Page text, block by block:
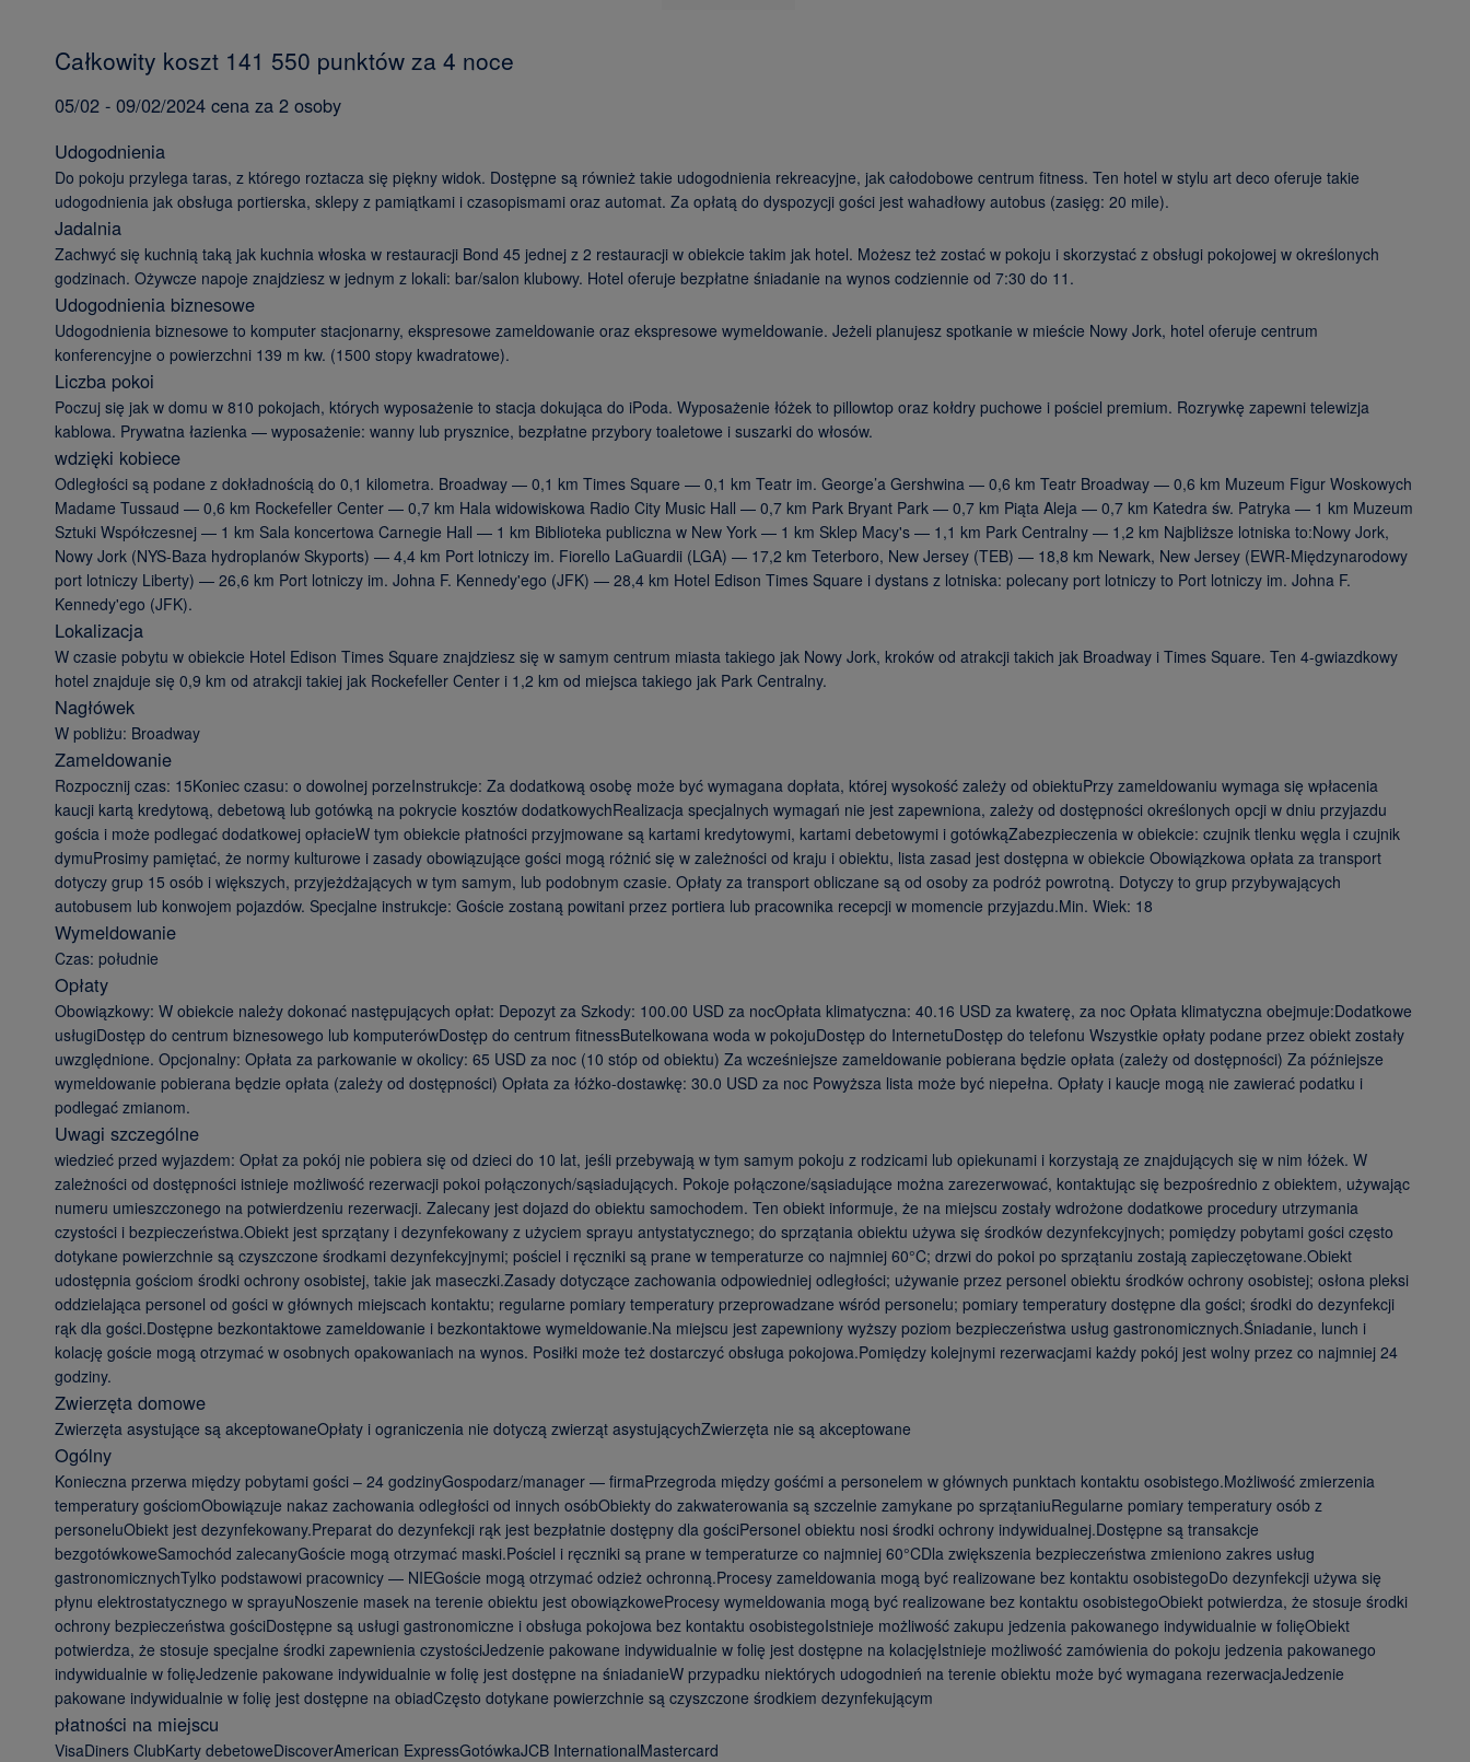
Całkowity koszt 141 550 punktów za 4 noce
05/02 - 09/02/2024 cena za 2 osoby
Udogodnienia
Do pokoju przylega taras, z którego roztacza się piękny widok. Dostępne są również takie udogodnienia rekreacyjne, jak całodobowe centrum fitness. Ten hotel w stylu art deco oferuje takie
udogodnienia jak obsługa portierska, sklepy z pamiątkami i czasopismami oraz automat. Za opłatą do dyspozycji gości jest wahadłowy autobus (zasięg: 20 mile).
Jadalnia
Zachwyć się kuchnią taką jak kuchnia włoska w restauracji Bond 45 jednej z 2 restauracji w obiekcie takim jak hotel. Możesz też zostać w pokoju i skorzystać z obsługi pokojowej w określonych
godzinach. Ożywcze napoje znajdziesz w jednym z lokali: bar/salon klubowy. Hotel oferuje bezpłatne śniadanie na wynos codziennie od 7:30 do 11.
Udogodnienia biznesowe
Udogodnienia biznesowe to komputer stacjonarny, ekspresowe zameldowanie oraz ekspresowe wymeldowanie. Jeżeli planujesz spotkanie w mieście Nowy Jork, hotel oferuje centrum
konferencyjne o powierzchni 139 m kw. (1500 stopy kwadratowe).
Liczba pokoi
Poczuj się jak w domu w 810 pokojach, których wyposażenie to stacja dokująca do iPoda. Wyposażenie łóżek to pillowtop oraz kołdry puchowe i pościel premium. Rozrywkę zapewni telewizja
kablowa. Prywatna łazienka — wyposażenie: wanny lub prysznice, bezpłatne przybory toaletowe i suszarki do włosów.
wdzięki kobiece
Odległości są podane z dokładnością do 0,1 kilometra. Broadway — 0,1 km Times Square — 0,1 km Teatr im. George’a Gershwina — 0,6 km Teatr Broadway — 0,6 km Muzeum Figur Woskowych
Madame Tussaud — 0,6 km Rockefeller Center — 0,7 km Hala widowiskowa Radio City Music Hall — 0,7 km Park Bryant Park — 0,7 km Piąta Aleja — 0,7 km Katedra św. Patryka — 1 km Muzeum
Sztuki Współczesnej — 1 km Sala koncertowa Carnegie Hall — 1 km Biblioteka publiczna w New York — 1 km Sklep Macy's — 1,1 km Park Centralny — 1,2 km Najbliższe lotniska to:Nowy Jork,
Nowy Jork (NYS-Baza hydroplanów Skyports) — 4,4 km Port lotniczy im. Fiorello LaGuardii (LGA) — 17,2 km Teterboro, New Jersey (TEB) — 18,8 km Newark, New Jersey (EWR-Międzynarodowy
port lotniczy Liberty) — 26,6 km Port lotniczy im. Johna F. Kennedy'ego (JFK) — 28,4 km Hotel Edison Times Square i dystans z lotniska: polecany port lotniczy to Port lotniczy im. Johna F.
Kennedy'ego (JFK).
Lokalizacja
W czasie pobytu w obiekcie Hotel Edison Times Square znajdziesz się w samym centrum miasta takiego jak Nowy Jork, kroków od atrakcji takich jak Broadway i Times Square. Ten 4-gwiazdkowy
hotel znajduje się 0,9 km od atrakcji takiej jak Rockefeller Center i 1,2 km od miejsca takiego jak Park Centralny.
Nagłówek
W pobliżu: Broadway
Zameldowanie
Rozpocznij czas: 15Koniec czasu: o dowolnej porzeInstrukcje: Za dodatkową osobę może być wymagana dopłata, której wysokość zależy od obiektuPrzy zameldowaniu wymaga się wpłacenia
kaucji kartą kredytową, debetową lub gotówką na pokrycie kosztów dodatkowychRealizacja specjalnych wymagań nie jest zapewniona, zależy od dostępności określonych opcji w dniu przyjazdu
gościa i może podlegać dodatkowej opłacieW tym obiekcie płatności przyjmowane są kartami kredytowymi, kartami debetowymi i gotówkąZabezpieczenia w obiekcie: czujnik tlenku węgla i czujnik
dymuProsimy pamiętać, że normy kulturowe i zasady obowiązujące gości mogą różnić się w zależności od kraju i obiektu, lista zasad jest dostępna w obiekcie Obowiązkowa opłata za transport
dotyczy grup 15 osób i większych, przyjeżdżających w tym samym, lub podobnym czasie. Opłaty za transport obliczane są od osoby za podróż powrotną. Dotyczy to grup przybywających
autobusem lub konwojem pojazdów. Specjalne instrukcje: Goście zostaną powitani przez portiera lub pracownika recepcji w momencie przyjazdu.Min. Wiek: 18
Wymeldowanie
Czas: południe
Opłaty
Obowiązkowy: W obiekcie należy dokonać następujących opłat: Depozyt za Szkody: 100.00 USD za nocOpłata klimatyczna: 40.16 USD za kwaterę, za noc Opłata klimatyczna obejmuje:Dodatkowe
usługiDostęp do centrum biznesowego lub komputerówDostęp do centrum fitnessButelkowana woda w pokojuDostęp do InternetuDostęp do telefonu Wszystkie opłaty podane przez obiekt zostały
uwzględnione. Opcjonalny: Opłata za parkowanie w okolicy: 65 USD za noc (10 stóp od obiektu) Za wcześniejsze zameldowanie pobierana będzie opłata (zależy od dostępności) Za późniejsze
wymeldowanie pobierana będzie opłata (zależy od dostępności) Opłata za łóżko-dostawkę: 30.0 USD za noc Powyższa lista może być niepełna. Opłaty i kaucje mogą nie zawierać podatku i
podlegać zmianom.
Uwagi szczególne
wiedzieć przed wyjazdem: Opłat za pokój nie pobiera się od dzieci do 10 lat, jeśli przebywają w tym samym pokoju z rodzicami lub opiekunami i korzystają ze znajdujących się w nim łóżek. W
zależności od dostępności istnieje możliwość rezerwacji pokoi połączonych/sąsiadujących. Pokoje połączone/sąsiadujące można zarezerwować, kontaktując się bezpośrednio z obiektem, używając
numeru umieszczonego na potwierdzeniu rezerwacji. Zalecany jest dojazd do obiektu samochodem. Ten obiekt informuje, że na miejscu zostały wdrożone dodatkowe procedury utrzymania
czystości i bezpieczeństwa.Obiekt jest sprzątany i dezynfekowany z użyciem sprayu antystatycznego; do sprzątania obiektu używa się środków dezynfekcyjnych; pomiędzy pobytami gości często
dotykane powierzchnie są czyszczone środkami dezynfekcyjnymi; pościel i ręczniki są prane w temperaturze co najmniej 60°C; drzwi do pokoi po sprzątaniu zostają zapieczętowane.Obiekt
udostępnia gościom środki ochrony osobistej, takie jak maseczki.Zasady dotyczące zachowania odpowiedniej odległości; używanie przez personel obiektu środków ochrony osobistej; osłona pleksi
oddzielająca personel od gości w głównych miejscach kontaktu; regularne pomiary temperatury przeprowadzane wśród personelu; pomiary temperatury dostępne dla gości; środki do dezynfekcji
rąk dla gości.Dostępne bezkontaktowe zameldowanie i bezkontaktowe wymeldowanie.Na miejscu jest zapewniony wyższy poziom bezpieczeństwa usług gastronomicznych.Śniadanie, lunch i
kolację goście mogą otrzymać w osobnych opakowaniach na wynos. Posiłki może też dostarczyć obsługa pokojowa.Pomiędzy kolejnymi rezerwacjami każdy pokój jest wolny przez co najmniej 24
godziny.
Zwierzęta domowe
Zwierzęta asystujące są akceptowaneOpłaty i ograniczenia nie dotyczą zwierząt asystującychZwierzęta nie są akceptowane
Ogólny
Konieczna przerwa między pobytami gości – 24 godzinyGospodarz/manager — firmaPrzegroda między gośćmi a personelem w głównych punktach kontaktu osobistego.Możliwość zmierzenia
temperatury gościomObowiązuje nakaz zachowania odległości od innych osóbObiekty do zakwaterowania są szczelnie zamykane po sprzątaniuRegularne pomiary temperatury osób z
personeluObiekt jest dezynfekowany.Preparat do dezynfekcji rąk jest bezpłatnie dostępny dla gościPersonel obiektu nosi środki ochrony indywidualnej.Dostępne są transakcje
bezgotówkoweSamochód zalecanyGoście mogą otrzymać maski.Pościel i ręczniki są prane w temperaturze co najmniej 60°CDla zwiększenia bezpieczeństwa zmieniono zakres usług
gastronomicznychTylko podstawowi pracownicy — NIEGoście mogą otrzymać odzież ochronną.Procesy zameldowania mogą być realizowane bez kontaktu osobistegoDo dezynfekcji używa się
płynu elektrostatycznego w sprayuNoszenie masek na terenie obiektu jest obowiązkoweProcesy wymeldowania mogą być realizowane bez kontaktu osobistegoObiekt potwierdza, że stosuje środki
ochrony bezpieczeństwa gościDostępne są usługi gastronomiczne i obsługa pokojowa bez kontaktu osobistegoIstnieje możliwość zakupu jedzenia pakowanego indywidualnie w folięObiekt
potwierdza, że stosuje specjalne środki zapewnienia czystościJedzenie pakowane indywidualnie w folię jest dostępne na kolacjęIstnieje możliwość zamówienia do pokoju jedzenia pakowanego
indywidualnie w folięJedzenie pakowane indywidualnie w folię jest dostępne na śniadanieW przypadku niektórych udogodnień na terenie obiektu może być wymagana rezerwacjaJedzenie
pakowane indywidualnie w folię jest dostępne na obiadCzęsto dotykane powierzchnie są czyszczone środkiem dezynfekującym
płatności na miejscu
VisaDiners ClubKarty debetoweDiscoverAmerican ExpressGotówkaJCB InternationalMastercard